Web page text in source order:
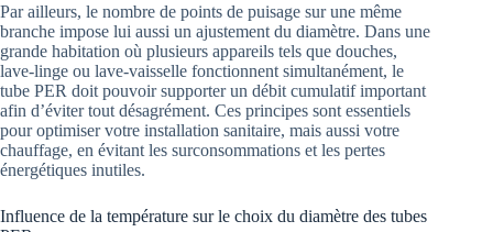
Par ailleurs, le nombre de points de puisage sur une même
branche impose lui aussi un ajustement du diamètre. Dans une
grande habitation où plusieurs appareils tels que douches,
lave-linge ou lave-vaisselle fonctionnent simultanément, le
tube PER doit pouvoir supporter un débit cumulatif important
afin d’éviter tout désagrément. Ces principes sont essentiels
pour optimiser votre installation sanitaire, mais aussi votre
chauffage, en évitant les surconsommations et les pertes
énergétiques inutiles.
Influence de la température sur le choix du diamètre des tubes